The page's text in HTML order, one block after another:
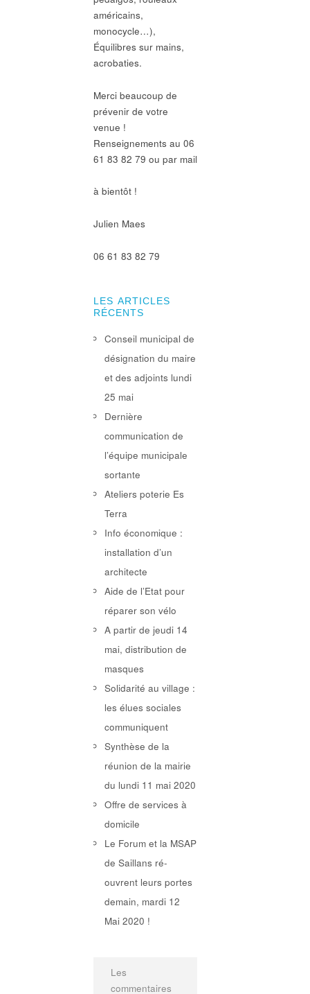
américains,
monocycle…),
Équilibres sur mains,
acrobaties.
Merci beaucoup de
prévenir de votre
venue !
Renseignements au 06
61 83 82 79 ou par mail
à bientôt !
Julien Maes
06 61 83 82 79
LES ARTICLES
RÉCENTS
Conseil municipal de
désignation du maire
et des adjoints lundi
25 mai
Dernière
communication de
l’équipe municipale
sortante
Ateliers poterie Es
Terra
Info économique :
installation d’un
architecte
Aide de l’Etat pour
réparer son vélo
A partir de jeudi 14
mai, distribution de
masques
Solidarité au village :
les élues sociales
communiquent
Synthèse de la
réunion de la mairie
du lundi 11 mai 2020
Offre de services à
domicile
Le Forum et la MSAP
de Saillans ré-
ouvrent leurs portes
demain, mardi 12
Mai 2020 !
Les
commentaires